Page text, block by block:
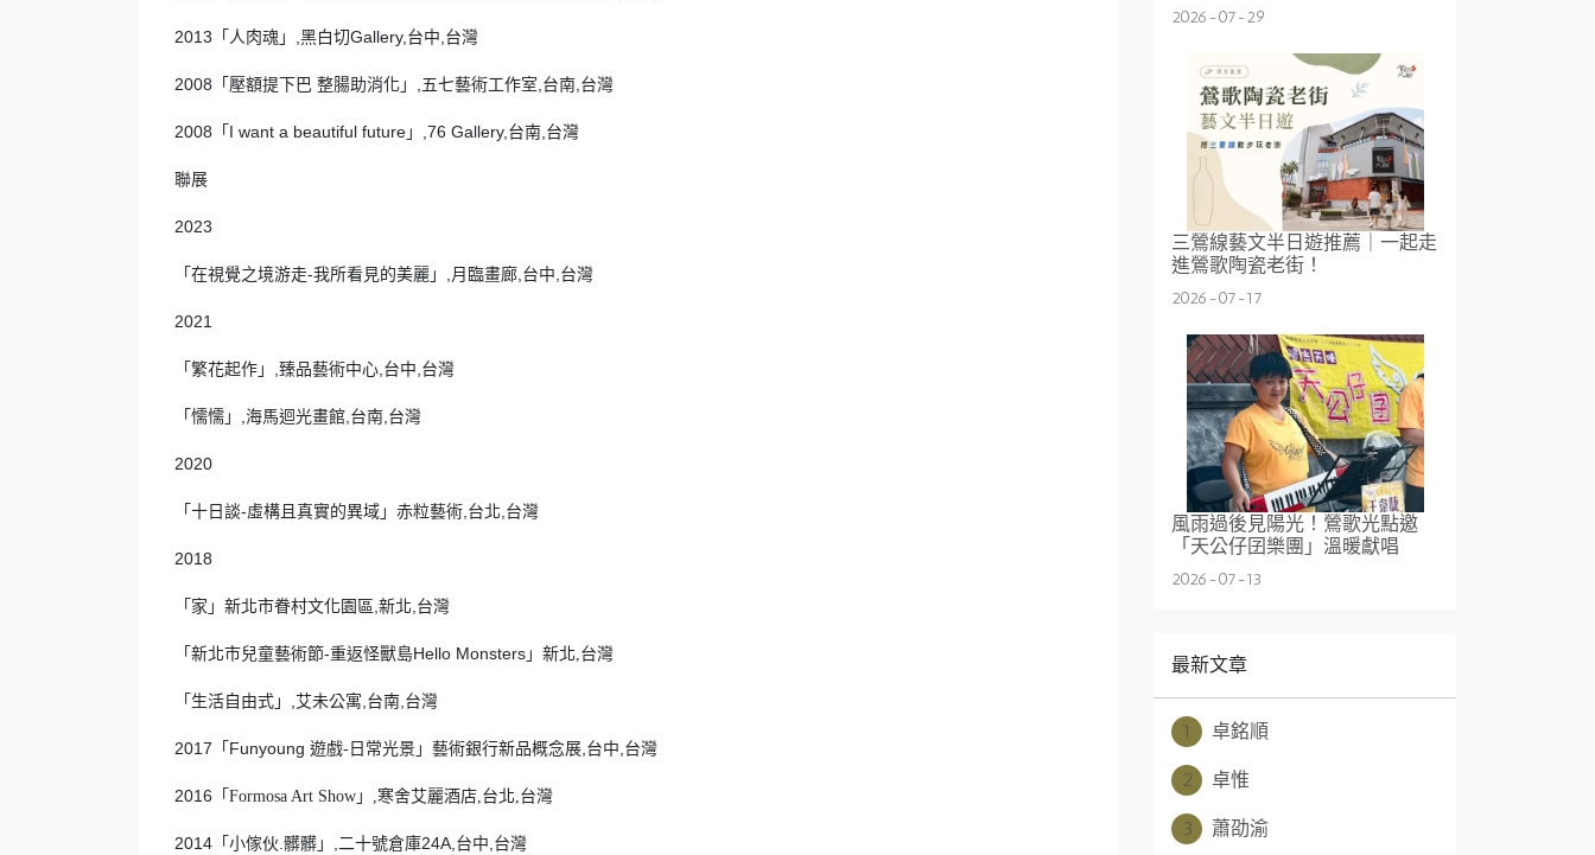
2013「人肉魂」,黑白切Gallery,台中,台灣
2008「壓額提下巴 整腸助消化」,五七藝術工作室,台南,台灣
2008「I want a beautiful future」,76 Gallery,台南,台灣
聯展
2023
「在視覺之境游走-我所看見的美麗」,月臨畫廊,台中,台灣
2021
「繁花起作」,臻品藝術中心,台中,台灣
「懦懦」,海馬迴光畫館,台南,台灣
2020
「十日談-虛構且真實的異域」赤粒藝術,台北,台灣
2018
「家」新北市眷村文化園區,新北,台灣
「新北市兒童藝術節-重返怪獸島Hello Monsters」新北 台灣
「生活自由式」,艾未公寓,台南,台灣
2017「Funyoung 遊戲-日常光景」藝術銀行新品概念展,台中,台灣
2016「Formosa Art Show 」 寒舍艾麗酒店 台北 台灣
2014「小傢伙.髒髒」,二十號倉庫24A,台中,台灣
2026-07-29
三鶯線藝文半日遊推薦｜一起走
進鶯歌陶瓷老街！
2026-07-17
風雨過後見陽光！鶯歌光點邀
「天公仔囝樂團」溫暖獻唱
2026-07-13
最新文章
1 卓銘順
2 卓惟
3 蕭劭渝